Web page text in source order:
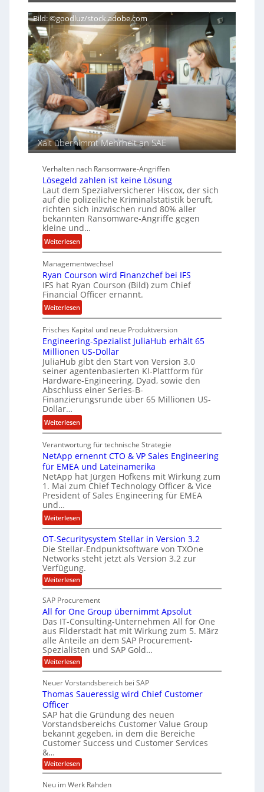
e
r
e
n
H
ß
e
n
s
u
f
d
e
r
S
p
u
r
g
n
T
e
h
A
g
e
n
c
y
a
r
e
i
t
e
n
z
u
s
m
m
e
n
Bild: ©goodluz/stock.adobe.com
Xait übernimmt Mehrheit an SAE
Verhalten nach Ransomware-Angriffen
Lösegeld zahlen ist keine Lösung
Laut dem Spezialversicherer Hiscox, der sich
auf die polizeiliche Kriminalstatistik beruft,
richten sich inzwischen rund 80% aller
bekannten Ransomware-Angriffe gegen
kleine und…
Weiterlesen:
L
ö
s
e
g
e
l
d
z
a
h
l
e
n
s
t
k
e
n
e
L
ö
s
u
n
g
Managementwechsel
Ryan Courson wird Finanzchef bei IFS
IFS hat Ryan Courson (Bild) zum Chief
Financial Officer ernannt.
Weiterlesen:
R
y
a
n
C
o
u
r
o
n
i
r
d
F
i
n
a
n
z
c
h
e
f
b
e
i
I
F
S
Frisches Kapital und neue Produktversion
Engineering-Spezialist JuliaHub erhält 65
Millionen US-Dollar
JuliaHub gibt den Start von Version 3.0
seiner agentenbasierten KI-Plattform für
Hardware-Engineering, Dyad, sowie den
Abschluss einer Series-B-
Finanzierungsrunde über 65 Millionen US-
Dollar…
Weiterlesen:
E
n
g
n
e
e
r
i
g
S
p
e
z
i
a
l
i
s
t
u
i
a
H
u
b
e
Verantwortung für technische Strategie
NetApp ernennt CTO & VP Sales Engineering
für EMEA und Lateinamerika
NetApp hat Jürgen Hofkens mit Wirkung zum
1. Mai zum Chief Technology Officer & Vice
President of Sales Engineering für EMEA
und…
Weiterlesen:
N
e
t
A
p
p
n
e
n
n
t
C
T
O
V
P
S
l
e
s
OT-Securitysystem Stellar in Version 3.2
Die Stellar-Endpunktsoftware von TXOne
Networks steht jetzt als Version 3.2 zur
Verfügung.
Weiterlesen:
O
-
S
e
c
u
r
i
t
y
y
s
e
m
S
t
e
l
a
r
i
SAP Procurement
All for One Group übernimmt Apsolut
Das IT-Consulting-Unternehmen All for One
aus Filderstadt hat mit Wirkung zum 5. März
alle Anteile an dem SAP Procurement-
Spezialisten und SAP Gold…
Weiterlesen:
A
l
f
r
O
n
e
G
o
u
p
ü
Neuer Vorstandsbereich bei SAP
Thomas Saueressig wird Chief Customer
Officer
SAP hat die Gründung des neuen
Vorstandsbereichs Customer Value Group
bekannt gegeben, in dem die Bereiche
Customer Success und Customer Services
&…
Weiterlesen:
T
o
Neu im Werk Rahden